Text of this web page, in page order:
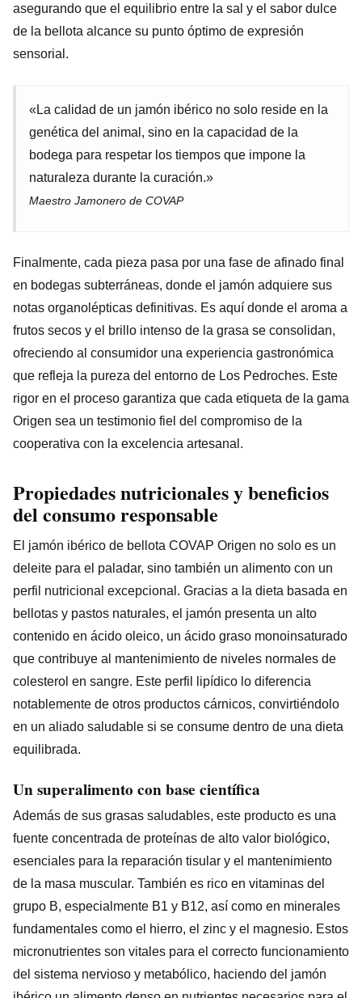
asegurando que el equilibrio entre la sal y el sabor dulce
de la bellota alcance su punto óptimo de expresión
sensorial.
«La calidad de un jamón ibérico no solo reside en la
genética del animal, sino en la capacidad de la
bodega para respetar los tiempos que impone la
naturaleza durante la curación.»
Maestro Jamonero de COVAP
Finalmente, cada pieza pasa por una fase de afinado final
en bodegas subterráneas, donde el jamón adquiere sus
notas organolépticas definitivas. Es aquí donde el aroma a
frutos secos y el brillo intenso de la grasa se consolidan,
ofreciendo al consumidor una experiencia gastronómica
que refleja la pureza del entorno de Los Pedroches. Este
rigor en el proceso garantiza que cada etiqueta de la gama
Origen sea un testimonio fiel del compromiso de la
cooperativa con la excelencia artesanal.
Propiedades nutricionales y beneficios
del consumo responsable
El jamón ibérico de bellota COVAP Origen no solo es un
deleite para el paladar, sino también un alimento con un
perfil nutricional excepcional. Gracias a la dieta basada en
bellotas y pastos naturales, el jamón presenta un alto
contenido en ácido oleico, un ácido graso monoinsaturado
que contribuye al mantenimiento de niveles normales de
colesterol en sangre. Este perfil lipídico lo diferencia
notablemente de otros productos cárnicos, convirtiéndolo
en un aliado saludable si se consume dentro de una dieta
equilibrada.
Un superalimento con base científica
Además de sus grasas saludables, este producto es una
fuente concentrada de proteínas de alto valor biológico,
esenciales para la reparación tisular y el mantenimiento
de la masa muscular. También es rico en vitaminas del
grupo B, especialmente B1 y B12, así como en minerales
fundamentales como el hierro, el zinc y el magnesio. Estos
micronutrientes son vitales para el correcto funcionamiento
del sistema nervioso y metabólico, haciendo del jamón